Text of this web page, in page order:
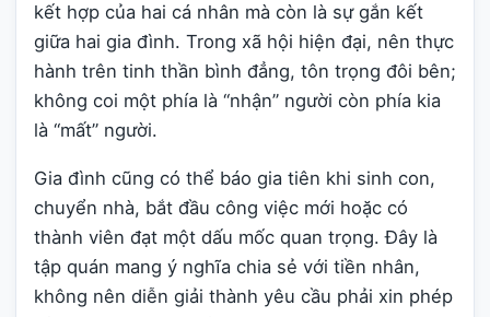
kết hợp của hai cá nhân mà còn là sự gắn kết
giữa hai gia đình. Trong xã hội hiện đại, nên thực
hành trên tinh thần bình đẳng, tôn trọng đôi bên;
không coi một phía là “nhận” người còn phía kia
là “mất” người.
Gia đình cũng có thể báo gia tiên khi sinh con,
chuyển nhà, bắt đầu công việc mới hoặc có
thành viên đạt một dấu mốc quan trọng. Đây là
tập quán mang ý nghĩa chia sẻ với tiền nhân,
không nên diễn giải thành yêu cầu phải xin phép